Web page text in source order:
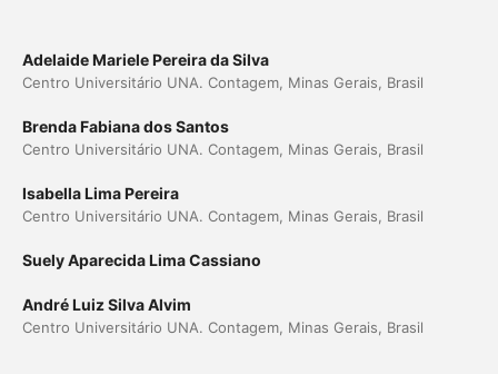
Adelaide Mariele Pereira da Silva
Centro Universitário UNA. Contagem, Minas Gerais, Brasil
Brenda Fabiana dos Santos
Centro Universitário UNA. Contagem, Minas Gerais, Brasil
Isabella Lima Pereira
Centro Universitário UNA. Contagem, Minas Gerais, Brasil
Suely Aparecida Lima Cassiano
André Luiz Silva Alvim
Centro Universitário UNA. Contagem, Minas Gerais, Brasil